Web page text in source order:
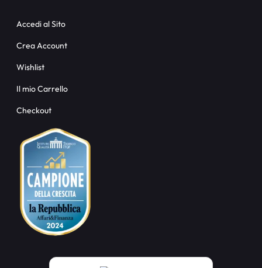
Accedi al Sito
Crea Account
Wishlist
Il mio Carrello
Checkout